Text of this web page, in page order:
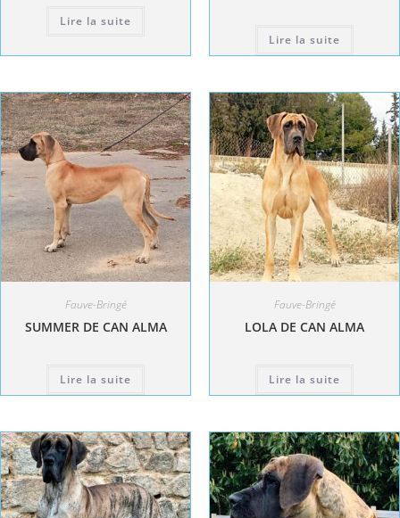
Lire la suite
Lire la suite
Fauve-Bringé
SUMMER DE CAN ALMA
Lire la suite
Fauve-Bringé
LOLA DE CAN ALMA
Lire la suite